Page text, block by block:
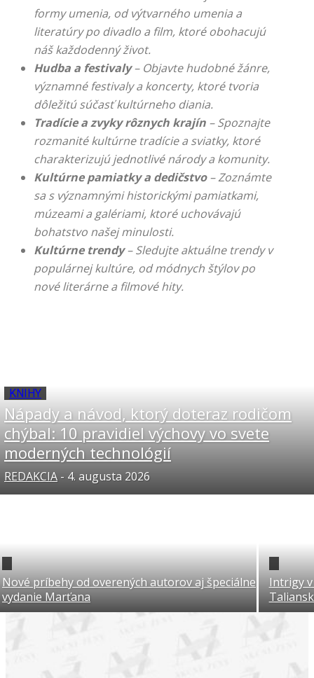
formy umenia, od výtvarného umenia a
literatúry po divadlo a film, ktoré obohacujú
náš každodenný život.
Hudba a festivaly– Objavte hudobné žánre,
významné festivaly a koncerty, ktoré tvoria
dôležitú súčasť kultúrneho diania.
Tradície a zvyky rôznych krajín – Spoznajte
rozmanité kultúrne tradície a sviatky, ktoré
charakterizujú jednotlivé národy a komunity.
Kultúrne pamiatky a dedičstvo– Zoznámte
sa s významnými historickými pamiatkami,
múzeami a galériami, ktoré uchovávajú
bohatstvo našej minulosti.
Kultúrne trendy– Sledujte aktuálne trendy v
populárnej kultúre, od módnych štýlov po
nové literárne a filmové hity.
KNIHY
Nápady a návod, ktorý doteraz rodičom
chýbal: 10 pravidiel výchovy vo svete
moderných technológií
REDAKCIA - 4. augusta 2026
Nové príbehy od overených autorov aj špeciálne
vydanie Marťana
Intrigy v